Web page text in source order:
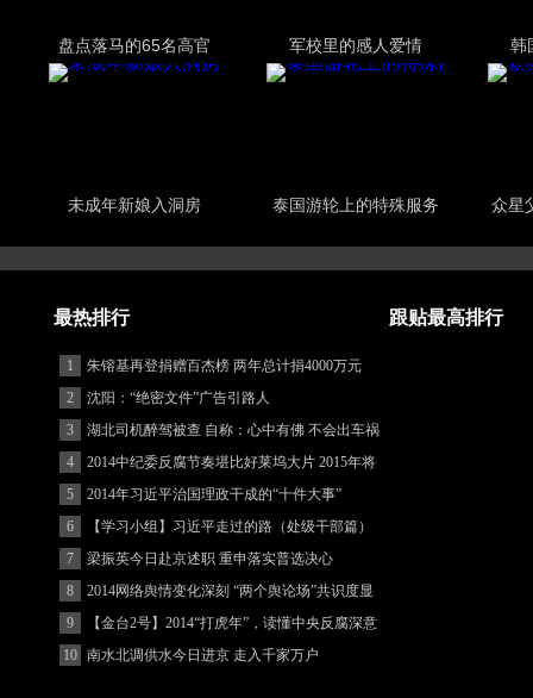
盘点落马的65名高官 军校里的感人爱情 韩
未成年新娘入洞房 泰国游轮上的特殊服务 众星
最热排行 跟贴最高排行
1
朱镕基再登捐赠百杰榜 两年总计捐4000万元
2
沈阳：“绝密文件”广告引路人
3
湖北司机醉驾被查 自称：心中有佛 不会出车祸
(图)
4
2014中纪委反腐节奏堪比好莱坞大片 2015年将
更忙
5
2014年习近平治国理政干成的“十件大事”
6
【学习小组】习近平走过的路（处级干部篇）
7
梁振英今日赴京述职 重申落实普选决心
8
2014网络舆情变化深刻 “两个舆论场”共识度显
著增强
9
【金台2号】2014“打虎年”，读懂中央反腐深意
10 南水北调供水今日进京 走入千家万户